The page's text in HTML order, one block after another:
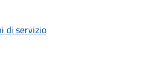
di servizio